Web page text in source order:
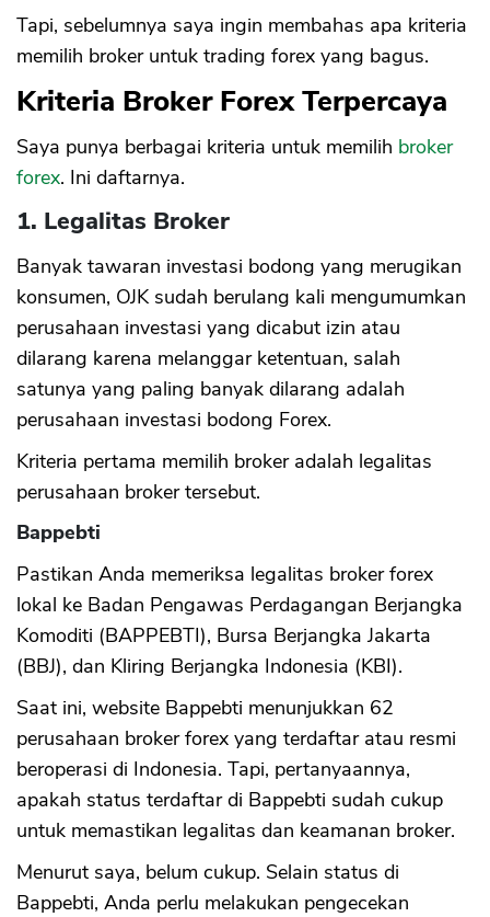
Tapi, sebelumnya saya ingin membahas apa kriteria
memilih broker untuk trading forex yang bagus.
Kriteria Broker Forex Terpercaya
Saya punya berbagai kriteria untuk memilih broker
forex. Ini daftarnya.
1. Legalitas Broker
Banyak tawaran investasi bodong yang merugikan
konsumen, OJK sudah berulang kali mengumumkan
perusahaan investasi yang dicabut izin atau
dilarang karena melanggar ketentuan, salah
satunya yang paling banyak dilarang adalah
perusahaan investasi bodong Forex.
Kriteria pertama memilih broker adalah legalitas
perusahaan broker tersebut.
Bappebti
Pastikan Anda memeriksa legalitas broker forex
lokal ke Badan Pengawas Perdagangan Berjangka
Komoditi (BAPPEBTI), Bursa Berjangka Jakarta
(BBJ), dan Kliring Berjangka Indonesia (KBI).
Saat ini, website Bappebti menunjukkan 62
perusahaan broker forex yang terdaftar atau resmi
beroperasi di Indonesia. Tapi, pertanyaannya,
apakah status terdaftar di Bappebti sudah cukup
untuk memastikan legalitas dan keamanan broker.
Menurut saya, belum cukup. Selain status di
Bappebti, Anda perlu melakukan pengecekan